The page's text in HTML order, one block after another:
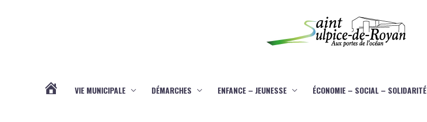
VIE MUNICIPALE DÉMARCHES ENFANCE – JEUNESSE ÉCONOMIE – SOCIAL – SOLIDARITÉ